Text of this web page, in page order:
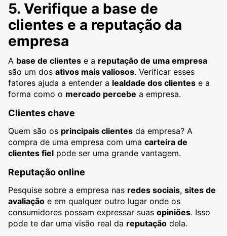
5. Verifique a base de
clientes e a reputação da
empresa
A base de clientes e a reputação de uma empresa
são um dos ativos mais valiosos. Verificar esses
fatores ajuda a entender a lealdade dos clientes e a
forma como o mercado percebe a empresa.
Clientes chave
Quem são os principais clientes da empresa? A
compra de uma empresa com uma carteira de
clientes fiel pode ser uma grande vantagem.
Reputação online
Pesquise sobre a empresa nas redes sociais, sites de
avaliação e em qualquer outro lugar onde os
consumidores possam expressar suas opiniões. Isso
pode te dar uma visão real da reputação dela.